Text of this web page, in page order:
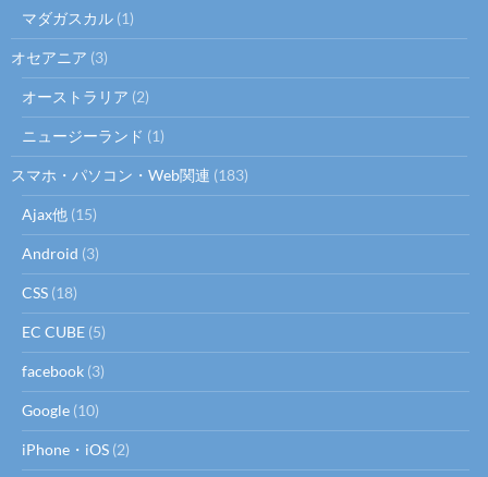
マダガスカル (1)
オセアニア (3)
オーストラリア (2)
ニュージーランド (1)
スマホ・パソコン・Web関連 (183)
Ajax他 (15)
Android (3)
CSS (18)
EC CUBE (5)
facebook (3)
Google (10)
iPhone・iOS (2)